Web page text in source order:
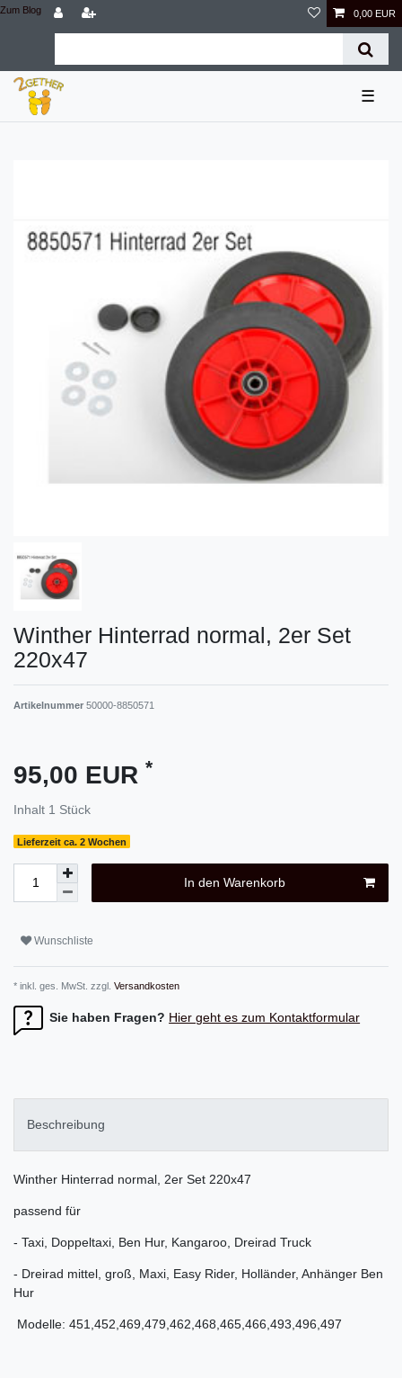
Zum Blog 0,00 EUR
☰
Winther Hinterrad normal, 2er Set
220x47
Artikelnummer 50000-8850571
95,00 EUR *
Inhalt 1 Stück
Lieferzeit ca. 2 Wochen
In den Warenkorb
Wunschliste
* inkl. ges. MwSt. zzgl. Versandkosten
Sie haben Fragen? Hier geht es zum Kontaktformular
Beschreibung
Winther Hinterrad normal, 2er Set 220x47
passend für
- Taxi, Doppeltaxi, Ben Hur, Kangaroo, Dreirad Truck
- Dreirad mittel, groß, Maxi, Easy Rider, Holländer, Anhänger Ben
Hur
Modelle: 451,452,469,479,462,468,465,466,493,496,497